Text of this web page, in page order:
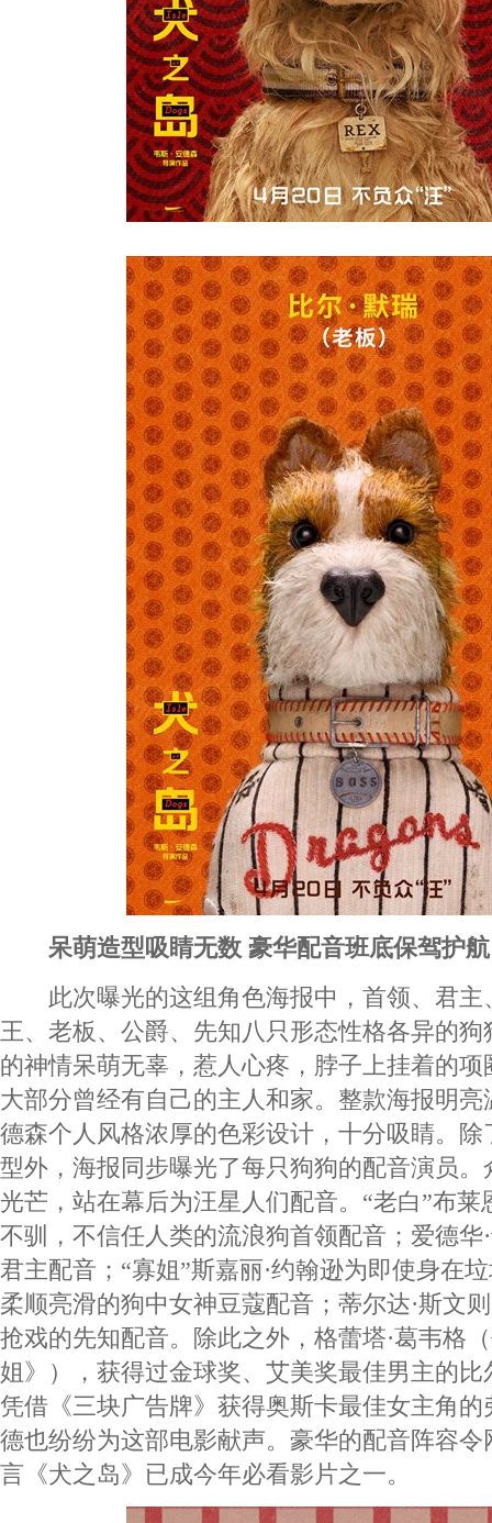
呆萌造型吸睛无数 豪华配音班底保驾护航
此次曝光的这组角色海报中，首领、君主
王、老板、公爵、先知八只形态性格各异的
的神情呆萌无辜，惹人心疼，脖子上挂着的
大部分曾经有自己的主人和家。整款海报明亮
德森个人风格浓厚的色彩设计，十分吸睛。
型外，海报同步曝光了每只狗狗的配音演员
光芒，站在幕后为汪星人们配音。“老白”布莱
不驯，不信任人类的流浪狗首领配音；爱德华
君主配音；“寡姐”斯嘉丽·约翰逊为即使身在
柔顺亮滑的狗中女神豆蔻配音；蒂尔达·斯文
抢戏的先知配音。除此之外，格蕾塔·葛韦格
姐》），获得过金球奖、艾美奖最佳男主的比
凭借《三块广告牌》获得奥斯卡最佳女主角的
德也纷纷为这部电影献声。豪华的配音阵容
言《犬之岛》已成今年必看影片之一。